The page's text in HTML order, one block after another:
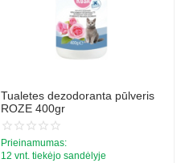
Tualetes dezodoranta pūlveris
ROZE 400gr
Prieinamumas:
12 vnt. tiekėjo sandėlyje